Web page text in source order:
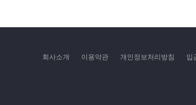
회사소개 이용약관 개인정보처리방침 입